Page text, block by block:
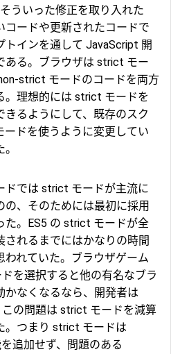
ういった修正を取り入れた
ードや更新されたコードで
インを通して JavaScript 開
ある。ブラウザは strict モー
strict モードのコードを両方
。理想的には strict モードを
るようにして、既存のスク
ドを使うように変更してい
ドでは strict モードが主流に
、そのためには最初に採用
た。ES5 の strict モードが全
れるまでにはかなりの時間
れていた。ブラウザゲーム
を選択すると他の有名なブラ
かなくなるなら、開発者は
の問題は strict モードを減算
。つまり strict モードは
追加せず、問題のある